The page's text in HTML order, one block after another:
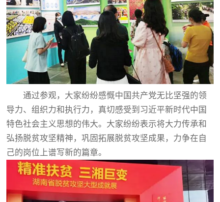
通过参观，大家纷纷感慨中国共产党无比坚强的领
导力、组织力和执行力，真切感受到习近平新时代中国
特色社会主义思想的伟大。大家纷纷表示将大力传承和
弘扬脱贫攻坚精神，巩固拓展脱贫攻坚成果，力争在自
己的岗位上谱写新的篇章。